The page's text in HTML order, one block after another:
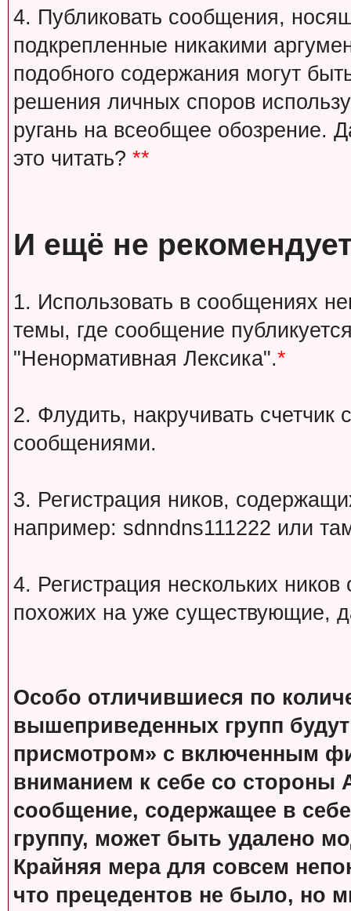
4. Публиковать сообщения,
подкрепленные никакими
подобного содержания могут
решения личных споров
ругань на всеобщее обозрение.
это читать? **
И ещё не
1. Использовать в сообщениях
темы, где сообщение
"Ненормативная Лексика".*
2. Флудить, накручивать
сообщениями.
3. Регистрация ников,
например: sdnndns111222 или
4. Регистрация нескольких
похожих на уже существующие,
Особо отличившиеся по
вышеприведенных групп
присмотром» с включенным
вниманием к себе со стороны
сообщение, содержащее в
группу, может быть удалено
Крайняя мера для совсем
что прецедентов не было, но